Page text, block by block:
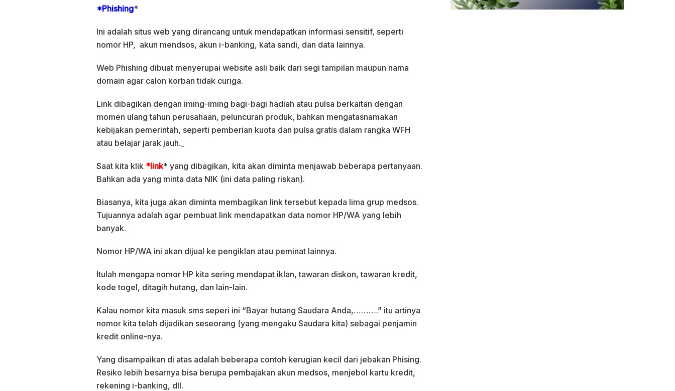
*Phishing*
Ini adalah situs web yang dirancang untuk mendapatkan informasi sensitif, seperti
nomor HP, akun mendsos, akun i-banking, kata sandi, dan data lainnya.
Web Phishing dibuat menyerupai website asli baik dari segi tampilan maupun nama
domain agar calon korban tidak curiga.
Link dibagikan dengan iming-iming bagi-bagi hadiah atau pulsa berkaitan dengan
momen ulang tahun perusahaan, peluncuran produk, bahkan mengatasnamakan
kebijakan pemerintah, seperti pemberian kuota dan pulsa gratis dalam rangka WFH
atau belajar jarak jauh._
Saat kita klik *link* yang dibagikan, kita akan diminta menjawab beberapa pertanyaan.
Bahkan ada yang minta data NIK (ini data paling riskan).
Biasanya, kita juga akan diminta membagikan link tersebut kepada lima grup medsos.
Tujuannya adalah agar pembuat link mendapatkan data nomor HP/WA yang lebih
banyak.
Nomor HP/WA ini akan dijual ke pengiklan atau peminat lainnya.
Itulah mengapa nomor HP kita sering mendapat iklan, tawaran diskon, tawaran kredit,
kode togel, ditagih hutang, dan lain-lain.
Kalau nomor kita masuk sms seperi ini “Bayar hutang Saudara Anda,……….” itu artinya
nomor kita telah dijadikan seseorang (yang mengaku Saudara kita) sebagai penjamin
kredit online-nya.
Yang disampaikan di atas adalah beberapa contoh kerugian kecil dari jebakan Phising.
Resiko lebih besarnya bisa berupa pembajakan akun medsos, menjebol kartu kredit,
rekening i-banking, dll.